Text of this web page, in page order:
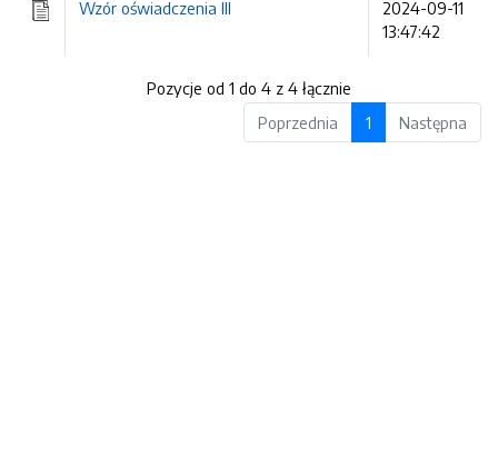
Wzór oświadczenia III
2024-09-11
13:47:42
Pozycje od 1 do 4 z 4 łącznie
Poprzednia
1 Następna